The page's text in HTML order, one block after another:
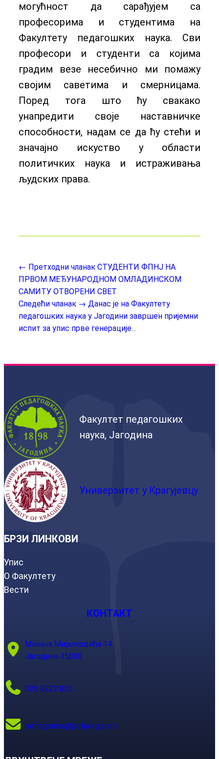
могућност да сарађујем са
професорима и студентима на
Факултету педагошких наука. Сви
професори и студенти са којима
градим везе несебично ми помажу
својим саветима и смерницама.
Поред тога што ћу свакако
унапредити своје наставничке
способности, надам се да ћу стећи и
значајно искуство у области
политичких наука и истраживања
људских права.
← Претходни чланак СТУДЕНТИ ФПНЈ НА
ПРВОМ МЕЂУНАРОДНОМ ОМЛАДИНСКОМ
САМИТУ ОТВОРЕНИ СВЕТ
Следећи чланак → Данас је на Факултету
педагошких наука у Јагодини завршен пријемни
испит за упис прве генерације…
Факултет педагошких
наука, Јагодина
Универзитет у Крагујевцу
БРЗИ ЛИНКОВИ
Упис
О Факултету
Вести
КОНТАКТ
Милана Мијалковића 14
Јагодина 35000
035 8223 805
pefjagodina@pefja.kg.ac.rs